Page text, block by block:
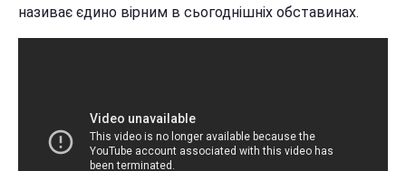
називає єдино вірним в сьогоднішніх обставинах.